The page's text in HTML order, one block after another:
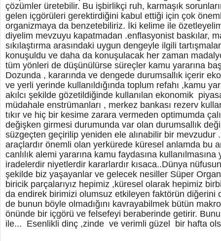
çözümler üretebilir. Bu işbirlikçi ruh, karmaşık
gelen içgörüleri gerektirdiğini kabul ettiği için çok
organizmaya da benzetebiliriz. İki kelime ile
diyelim mevzuyu kapatmadan .enflasyonist baskılar,
sıkılaştırma arasındaki uygun dengeyle ilgili
konuşuldu ve daha da konuşulacak her zaman
tüm yönleri de düşünülürse süreçler kamu yararına
Dozunda , kararında ve dengede durumsallık içerir
ve yerli yerinde kullanıldığında toplum refahı ,kamu
akılcı şekilde gözetildiğinde kullanılan ekonomik
müdahale enstrümanları , merkez bankası rezerv
tıkır ve hiç bir kesime zarara vermeden optimumda
değişken girmesi durumunda var olan durumsallık
süzgeçten geçirilip yeniden ele alınabilir bir mevzudur
araçlardır önemli olan yerkürede küresel anlamda bu
canlılık alemi yararına kamu faydasına kullanılmasına
iradelerdir niyetlerdir kararlardır kısaca..Dünya
şekilde biz yaşayanlar ve gelecek nesiller Süper
biricik parçalarıyız hepimiz ,küresel olarak hepimiz
da endirek birimizi olumsuz etkileyen faktörün diğerini
de bunun böyle olmadığını kavrayabilmek bütün
önünde bir içgörü ve felsefeyi beraberinde getirir.
ile... Esenlikli dinç ,zinde ve verimli güzel bir hafta